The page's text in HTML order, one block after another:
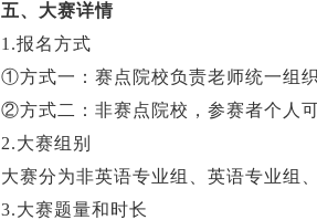
五、大赛详情
1.报名方式
①方式一：赛点院校负责老师统一组
②方式二：非赛点院校，参赛者个人
2.大赛组别
大赛分为非英语专业组、英语专业组
3.大赛题量和时长